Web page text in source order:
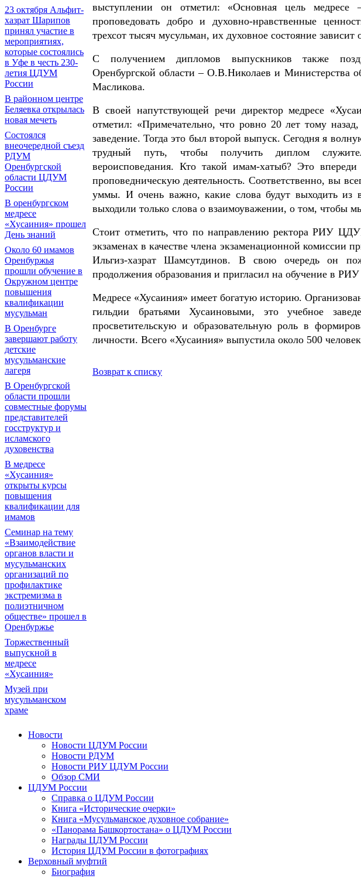
23 октября Альфит-
хазрат Шарипов
принял участие в
мероприятиях,
которые состоялись
в Уфе в честь 230-
летия ЦДУМ
России
В районном центре
Беляевка открылась
новая мечеть
Состоялся
внеочередной съезд
РДУМ
Оренбургской
области ЦДУМ
России
В оренбургском
медресе
«Хусаиния» прошел
День знаний
Около 60 имамов
Оренбуржья
прошли обучение в
Окружном центре
повышения
квалификации
мусульман
В Оренбурге
завершают работу
детские
мусульманские
лагеря
В Оренбургской
области прошли
совместные форумы
представителей
госструктур и
исламского
духовенства
В медресе
«Хусаиния»
открыты курсы
повышения
квалификации для
имамов
Семинар на тему
«Взаимодействие
органов власти и
мусульманских
организаций по
профилактике
экстремизма в
полиэтничном
обществе» прошел в
Оренбуржье
Торжественный
выпускной в
медресе
«Хусаиния»
Музей при
мусульманском
храме
выступлении он отметил: «Основная цель медресе
проповедовать добро и духовно-нравственные
трехсот тысяч мусульман, их духовное состояние зависит
С получением дипломов выпускников также
Оренбургской области – О.В.Николаев и Министерства
Масликова.
В своей напутствующей речи директор медресе
отметил: «Примечательно, что ровно 20 лет тому
заведение. Тогда это был второй выпуск. Сегодня я
трудный путь, чтобы получить диплом
вероисповедания. Кто такой имам-хатыб? Это
проповедническую деятельность. Соответственно, вы
уммы. И очень важно, какие слова будут выходить
выходили только слова о взаимоуважении, о том, чтобы
Стоит отметить, что по направлению ректора РИУ
экзаменах в качестве члена экзаменационной комиссии
Ильгиз-хазрат Шамсутдинов. В свою очередь он
продолжения образования и пригласил на обучение в
Медресе «Хусаиния» имеет богатую историю.
гильдии братьями Хусаиновыми, это учебное
просветительскую и образовательную роль в
личности. Всего «Хусаиния» выпустила около 500
Возврат к списку
Новости
Новости ЦДУМ России
Новости РДУМ
Новости РИУ ЦДУМ России
Обзор СМИ
ЦДУМ России
Справка о ЦДУМ России
Книга «Исторические очерки»
Книга «Мусульманское духовное собрание»
«Панорама Башкортостана» о ЦДУМ России
Награды ЦДУМ России
История ЦДУМ России в фотографиях
Верховный муфтий
Биография